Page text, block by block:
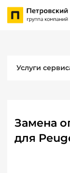
Услуги
Замена
для